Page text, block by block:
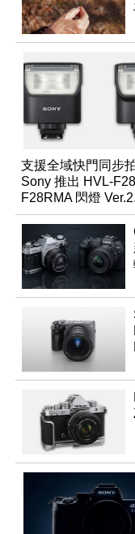
支援全域快門同步
Sony 推出 HVL-
F28RMA 閃燈
體